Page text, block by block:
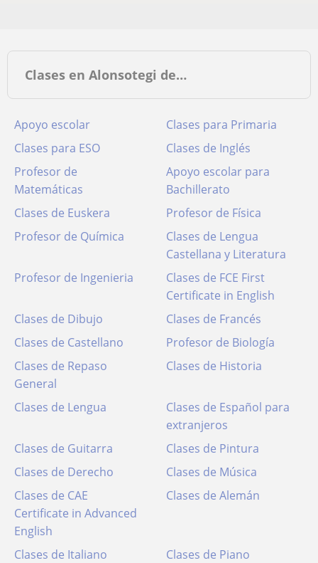
Clases en Alonsotegi de…
Apoyo escolar
Clases para Primaria
Clases para ESO
Clases de Inglés
Profesor de
Matemáticas
Apoyo escolar para
Bachillerato
Clases de Euskera
Profesor de Física
Profesor de Química
Clases de Lengua
Castellana y Literatura
Profesor de Ingenieria
Clases de FCE First
Certificate in English
Clases de Dibujo
Clases de Francés
Clases de Castellano
Profesor de Biología
Clases de Repaso
General
Clases de Historia
Clases de Lengua
Clases de Español para
extranjeros
Clases de Guitarra
Clases de Pintura
Clases de Derecho
Clases de Música
Clases de CAE
Certificate in Advanced
English
Clases de Alemán
Clases de Italiano
Clases de Piano